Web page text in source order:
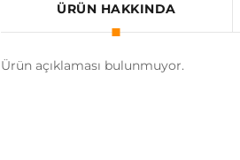
ÜRÜN HAKKINDA
Ürün açıklaması bulunmuyor.